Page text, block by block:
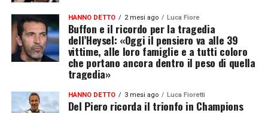
HANNO DETTO 2 mesi ago Luca Fiore
Buffon e il ricordo per la tragedia
dell’Heysel: «Oggi il pensiero va alle 39
vittime, alle loro famiglie e a tutti coloro
che portano ancora dentro il peso di quella
tragedia»
HANNO DETTO 3 mesi ago Luca Fioretti
Del Piero ricorda il trionfo in Champions